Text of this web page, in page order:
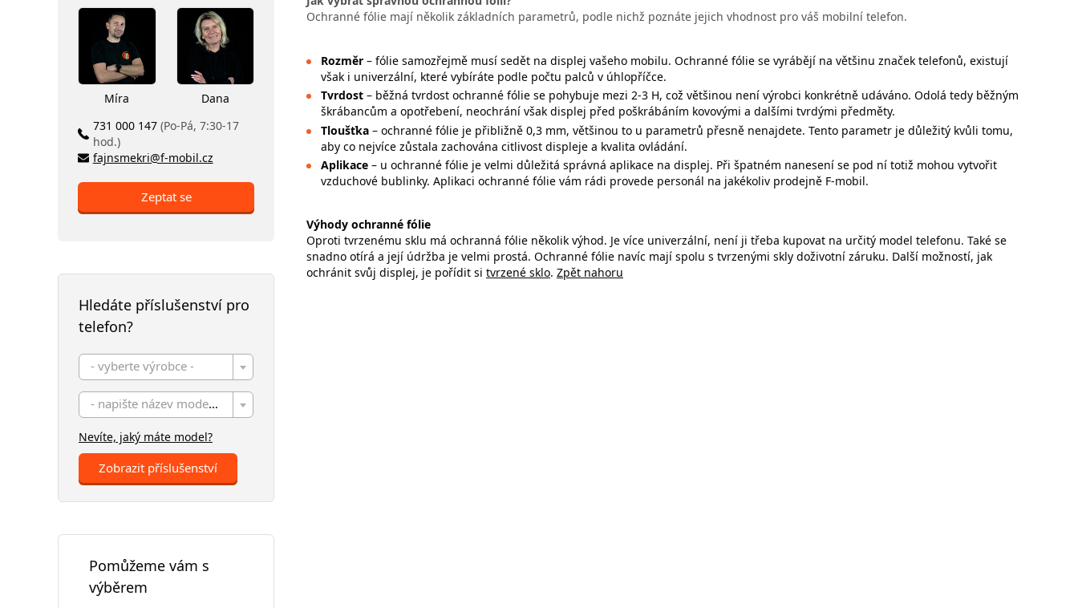
Míra
Dana
731 000 147 (Po-Pá, 7:30-17
hod.)
fajnsmekri@f-mobil.cz
Zeptat se
Hledáte příslušenství pro
telefon?
- vyberte výrobce -
- napište název modelu -
Nevíte, jaký máte model?
Zobrazit příslušenství
Pomůžeme vám s
výběrem
Ochranné fólie mají několik základních parametrů, podle nichž poznáte jejich vhodnost pro váš mobilní telefon.
Rozměr – fólie samozřejmě musí sedět na displej vašeho mobilu. Ochranné fólie se vyrábějí na většinu značek telefonů, existují
však i univerzální, které vybíráte podle počtu palců v úhlopříčce.
Tvrdost– běžná tvrdost ochranné fólie se pohybuje mezi 2-3 H, což většinou není výrobci konkrétně udáváno. Odolá tedy běžným
škrábancům a opotřebení, neochrání však displej před poškrábáním kovovými a dalšími tvrdými předměty.
Tloušťka– ochranné fólie je přibližně 0,3 mm, většinou to u parametrů přesně nenajdete. Tento parametr je důležitý kvůli tomu,
aby co nejvíce zůstala zachována citlivost displeje a kvalita ovládání.
Aplikace– u ochranné fólie je velmi důležitá správná aplikace na displej. Při špatném nanesení se pod ní totiž mohou vytvořit
vzduchové bublinky. Aplikaci ochranné fólie vám rádi provede personál na jakékoliv prodejně F-mobil.
Výhody ochranné fólie
Oproti tvrzenému sklu má ochranná fólie několik výhod. Je více univerzální, není ji třeba kupovat na určitý model telefonu. Také se
snadno otírá a její údržba je velmi prostá. Ochranné fólie navíc mají spolu s tvrzenými skly doživotní záruku. Další možností, jak
ochránit svůj displej, je pořídit si tvrzené sklo. Zpět nahoru